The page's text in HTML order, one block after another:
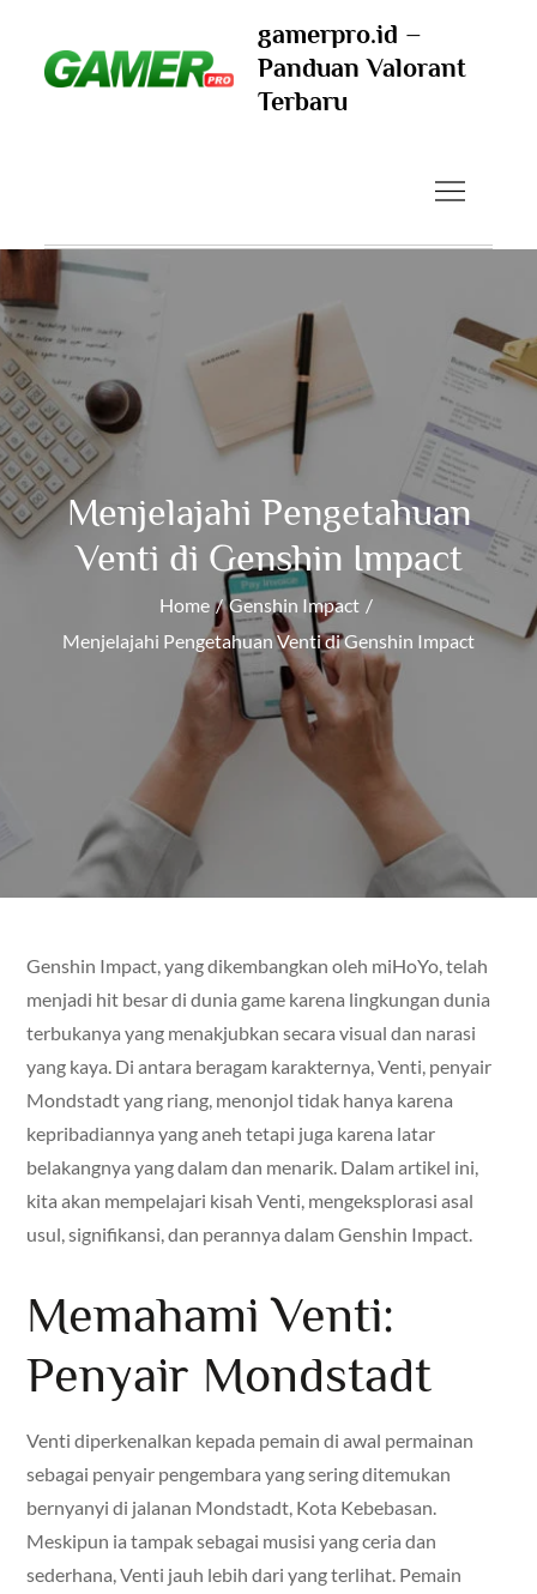
content
gamerpro.id –
Panduan Valorant
Terbaru
Menjelajahi Pengetahuan
Venti di Genshin Impact
Home
Genshin Impact
Menjelajahi Pengetahuan Venti di Genshin Impact
Genshin Impact, yang dikembangkan oleh miHoYo, telah
menjadi hit besar di dunia game karena lingkungan dunia
terbukanya yang menakjubkan secara visual dan narasi
yang kaya. Di antara beragam karakternya, Venti, penyair
Mondstadt yang riang, menonjol tidak hanya karena
kepribadiannya yang aneh tetapi juga karena latar
belakangnya yang dalam dan menarik. Dalam artikel ini,
kita akan mempelajari kisah Venti, mengeksplorasi asal
usul, signifikansi, dan perannya dalam Genshin Impact.
Memahami Venti:
Penyair Mondstadt
Venti diperkenalkan kepada pemain di awal permainan
sebagai penyair pengembara yang sering ditemukan
bernyanyi di jalanan Mondstadt, Kota Kebebasan.
Meskipun ia tampak sebagai musisi yang ceria dan
sederhana, Venti jauh lebih dari yang terlihat. Pemain